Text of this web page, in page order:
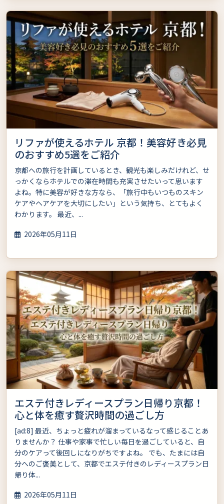
リファが使えるホテル 京都！美容好き必見
のおすすめ5選をご紹介
京都への旅行を計画しているとき、観光も楽しみだけれど、せ
っかくならホテルでの滞在時間も充実させたいって思います
よね。特に美容が好きな方なら、「旅行中もいつものスキン
ケアやヘアケアを大切にしたい」という気持ち、とてもよく
わかります。 最近、...
2026年05月11日
エステ付きレディースプラン日帰り京都！
心と体を癒す贅沢時間の過ごし方
[ad:8] 最近、ちょっと疲れが溜まっているなって感じることあ
りませんか？ 仕事や家事で忙しい毎日を過ごしていると、自
分のケアって後回しになりがちですよね。 でも、たまには自
分へのご褒美として、京都でエステ付きのレディースプラン日
帰り体...
2026年05月11日